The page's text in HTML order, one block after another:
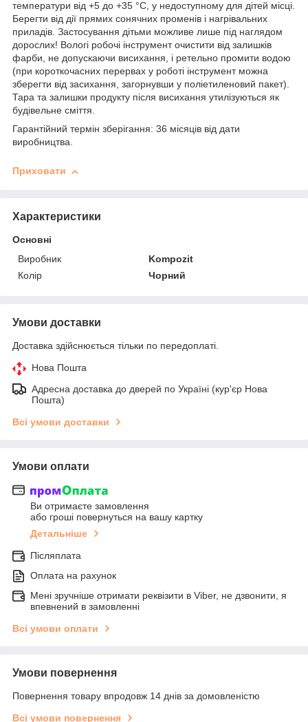
температури від +5 до +35 °С, у недоступному для дітей місці.
Берегти від дії прямих сонячних променів і нагрівальних
приладів. Застосування дітьми можливе лише під наглядом
дорослих! Вологі робочі інструмент очистити від залишків
фарби, не допускаючи висихання, і ретельно промити водою
(при короткочасних перервах у роботі інструмент можна
зберегти від засихання, загорнувши у поліетиленовий пакет).
Тара та залишки продукту після висихання утилізуються як
будівельне сміття.
Гарантійний термін зберігання: 36 місяців від дати
виробництва.
Приховати
Характеристики
Основні
Виробник
Kompozit
Колір
Чорний
Умови доставки
Доставка здійснюється тільки по передоплаті.
Нова Пошта
Адресна доставка до дверей по Україні (кур'єр Нова
Пошта)
Всі умови доставки
Умови оплати
Ви отримаєте замовлення
або гроші повернуться на вашу картку
Детальніше
Післяплата
Оплата на рахунок
Мені зручніше отримати реквізити в Viber, не дзвонити, я
впевнений в замовленні
Всі умови оплати
Умови повернення
Повернення товару впродовж 14 днів за домовленістю
Всі умови повернення